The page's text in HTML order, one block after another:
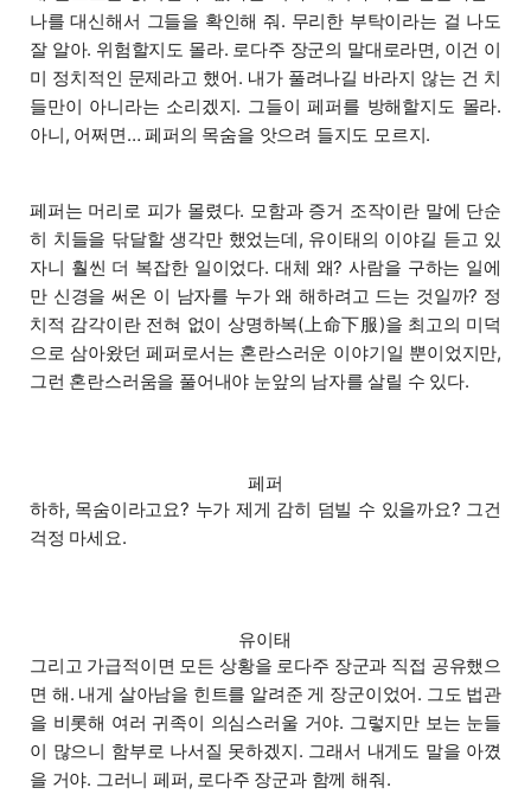
나를 대신해서 그들을 확인해 줘. 무리한 부탁이라는 걸 나도
잘 알아. 위험할지도 몰라. 로다주 장군의 말대로라면, 이건 이
미 정치적인 문제라고 했어. 내가 풀려나길 바라지 않는 건 치
들만이 아니라는 소리겠지. 그들이 페퍼를 방해할지도 몰라.
아니, 어쩌면… 페퍼의 목숨을 앗으려 들지도 모르지.
페퍼는 머리로 피가 몰렸다. 모함과 증거 조작이란 말에 단순
히 치들을 닦달할 생각만 했었는데, 유이태의 이야길 듣고 있
자니 훨씬 더 복잡한 일이었다. 대체 왜? 사람을 구하는 일에
만 신경을 써온 이 남자를 누가 왜 해하려고 드는 것일까? 정
치적 감각이란 전혀 없이 상명하복(上命下服)을 최고의 미덕
으로 삼아왔던 페퍼로서는 혼란스러운 이야기일 뿐이었지만,
그런 혼란스러움을 풀어내야 눈앞의 남자를 살릴 수 있다.
페퍼
하하, 목숨이라고요? 누가 제게 감히 덤빌 수 있을까요? 그건
걱정 마세요.
유이태
그리고 가급적이면 모든 상황을 로다주 장군과 직접 공유했으
면 해. 내게 살아남을 힌트를 알려준 게 장군이었어. 그도 법관
을 비롯해 여러 귀족이 의심스러울 거야. 그렇지만 보는 눈들
이 많으니 함부로 나서질 못하겠지. 그래서 내게도 말을 아꼈
을 거야. 그러니 페퍼, 로다주 장군과 함께 해줘.